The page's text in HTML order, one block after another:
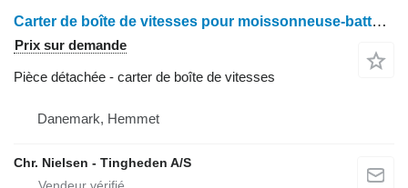
Carter de boîte de vitesses pour moissonneuse-batteuse Deutz-Fahr M2680
Prix sur demande
Pièce détachée - carter de boîte de vitesses
Danemark, Hemmet
Chr. Nielsen - Tingheden A/S